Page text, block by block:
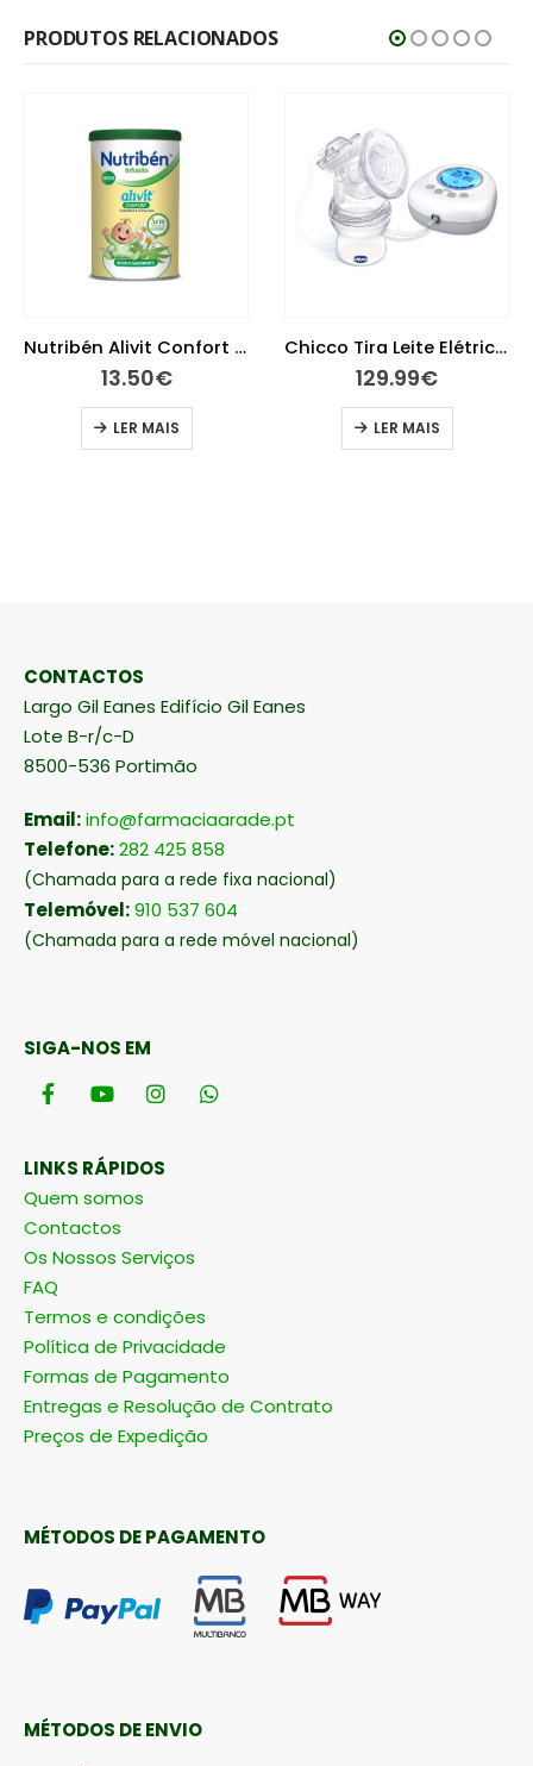
PRODUTOS RELACIONADOS
Chicco Tira Leite Elétrica Naturally Me
129.99€
LER MAIS
A-Derma Exomega Control Leite Emoliente 400ml
29.75€
ADICIONAR
CONTACTOS
Largo Gil Eanes Edifício Gil Eanes
Lote B-r/c-D
8500-536 Portimão
Email:info@farmaciaarade.pt
Telefone:282 425 858
(Chamada para a rede fixa nacional)
Telemóvel:910 537 604
(Chamada para a rede móvel nacional)
SIGA-NOS EM
LINKS RÁPIDOS
Quem somos
Contactos
Os Nossos Serviços
FAQ
Termos e condições
Política de Privacidade
Formas de Pagamento
Entregas e Resolução de Contrato
Preços de Expedição
MÉTODOS DE PAGAMENTO
MÉTODOS DE ENVIO